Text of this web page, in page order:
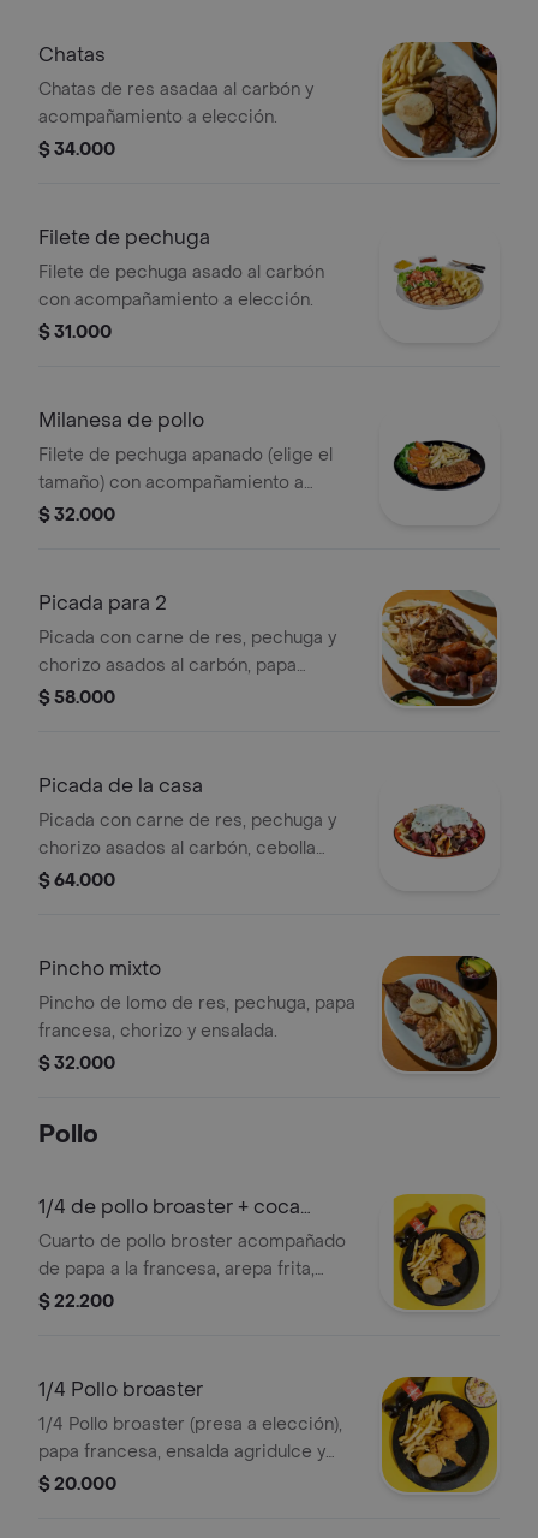
Chatas
Chatas de res asadaa al carbón y
acompañamiento a elección.
$ 34.000
Filete de pechuga
Filete de pechuga asado al carbón
con acompañamiento a elección.
$ 31.000
Milanesa de pollo
Filete de pechuga apanado (elige el
tamaño) con acompañamiento a
elección.
$ 32.000
Picada para 2
Picada con carne de res, pechuga y
chorizo asados al carbón, papa
francesa y ensalada.
$ 58.000
Picada de la casa
Picada con carne de res, pechuga y
chorizo asados al carbón, cebolla
grillé, tocineta, queso doble crema
$ 64.000
Pincho mixto
Pincho de lomo de res, pechuga, papa
francesa, chorizo y ensalada.
$ 32.000
Pollo
1/4 de pollo broaster + coca
250ml
Cuarto de pollo broster acompañado
de papa a la francesa, arepa frita,
ensalada agridulce, gaseosa coca-
$ 22.200
1/4 Pollo broaster
1/4 Pollo broaster (presa a elección),
papa francesa, ensalda agridulce y
arepa frita, .
$ 20.000